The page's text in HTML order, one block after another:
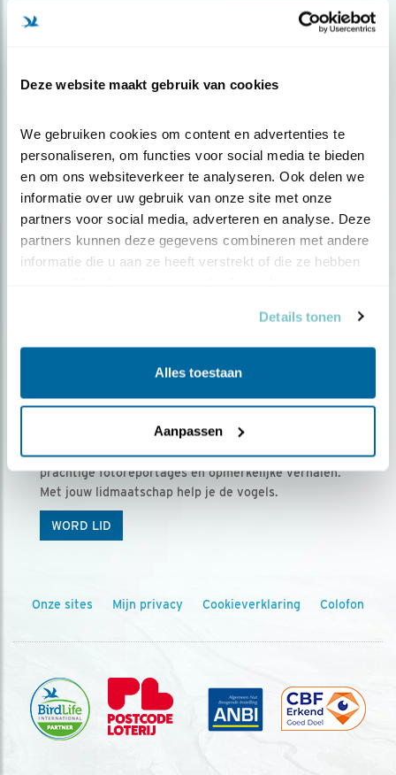
Deze website maakt gebruik van cookies
We gebruiken cookies om content en advertenties te
personaliseren, om functies voor social media te bieden
en om ons websiteverkeer te analyseren. Ook delen we
informatie over uw gebruik van onze site met onze
partners voor social media, adverteren en analyse. Deze
partners kunnen deze gegevens combineren met andere
informatie die u aan ze heeft verstrekt of die ze hebben
Details tonen
Alles toestaan
Aanpassen
Meld je aan en ontvang nieuws, inspiratie, acties en tips
over vogels en activiteiten van Vogelbescherming.
Ontvang 5 x Vogels voor € 36,00 per jaar
Vogels is het tijdschrift voor onze leden, met
prachtige fotoreportages en opmerkelijke verhalen.
Met jouw lidmaatschap help je de vogels.
WORD LID
Onze sites Mijn privacy Cookieverklaring Colofon